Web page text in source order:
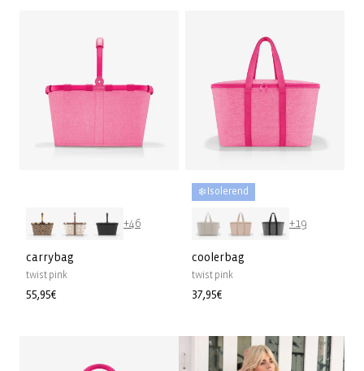
+46
carrybag
twist pink
Normale
55,95€
❄️ Isolerend
+19
coolerbag
twist pink
Normale
37,95€